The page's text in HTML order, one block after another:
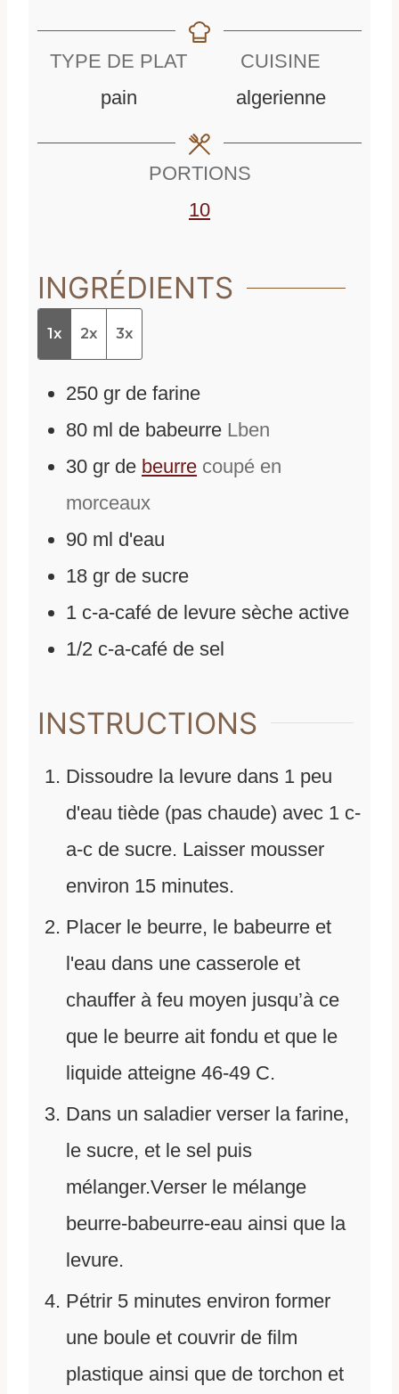
u
s
TYPE DE PLAT
pain
CUISINE
algerienne
PORTIONS
10
INGRÉDIENTS
1x 2x 3x
250 gr de farine
80 ml de babeurre Lben
30 gr de beurre coupé en
morceaux
90 ml d'eau
18 gr de sucre
1 c-a-café de levure sèche active
1/2 c-a-café de sel
INSTRUCTIONS
Dissoudre la levure dans 1 peu
d'eau tiède (pas chaude) avec 1 c-
a-c de sucre. Laisser mousser
environ 15 minutes.
Placer le beurre, le babeurre et
l'eau dans une casserole et
chauffer à feu moyen jusqu’à ce
que le beurre ait fondu et que le
liquide atteigne 46-49 C.
Dans un saladier verser la farine,
le sucre, et le sel puis
mélanger.Verser le mélange
beurre-babeurre-eau ainsi que la
levure.
Pétrir 5 minutes environ former
une boule et couvrir de film
plastique ainsi que de torchon et